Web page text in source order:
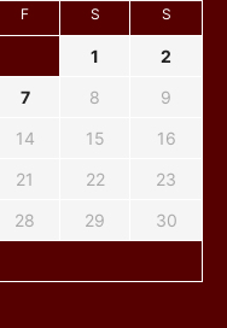
F S S
1
2
7 8
9
14 15
16
21 22
23
28 29
30